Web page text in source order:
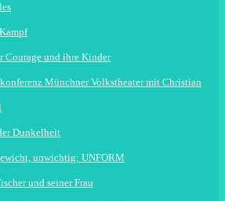
Courage und ihre Kinder
Münchner Volkstheater mit Christian
Dunkelheit
unwichtig: UNFORM
und seiner Frau